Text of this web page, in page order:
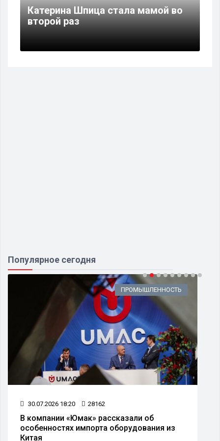
Катерина Шпица стала мамой во
второй раз
Популярное сегодня
ПРОМЫШЛЕННОСТЬ
30.07.2026 18:20 28162
В компании «Юмак» рассказали об
особенностях импорта оборудования из
Китая